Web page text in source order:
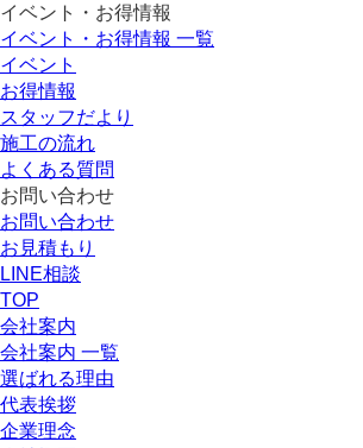
イベント・お得情報
イベント・お得情報 一覧
イベント
お得情報
スタッフだより
施工の流れ
よくある質問
お問い合わせ
お問い合わせ
お見積もり
LINE相談
TOP
会社案内
会社案内 一覧
選ばれる理由
代表挨拶
企業理念